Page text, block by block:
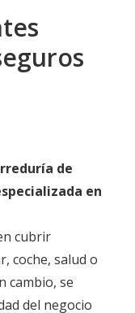
de
en
cubrir
coche, salud o
cambio, se
del negocio